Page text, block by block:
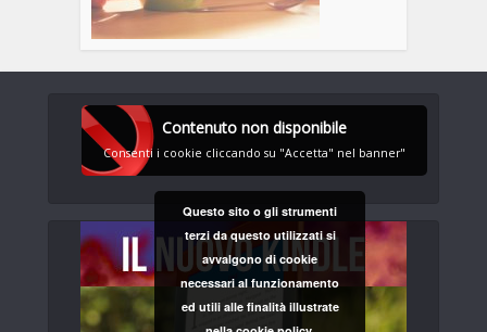
Contenuto non disponibile
Consenti i cookie cliccando su "Accetta" nel banner"
Questo sito o gli strumenti
terzi da questo utilizzati si
avvalgono di cookie
necessari al funzionamento
ed utili alle finalità illustrate